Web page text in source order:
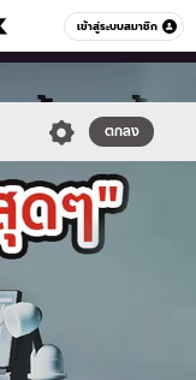
เข้าสู่ระบบสมาชิก
หมวดอื่นๆ
ตกลง